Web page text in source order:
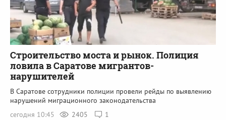
Строительство моста и рынок. Полиция
ловила в Саратове мигрантов-
нарушителей
В Саратове сотрудники полиции провели рейды по выявлению
нарушений миграционного законодательства
сегодня 10:45
2405 1